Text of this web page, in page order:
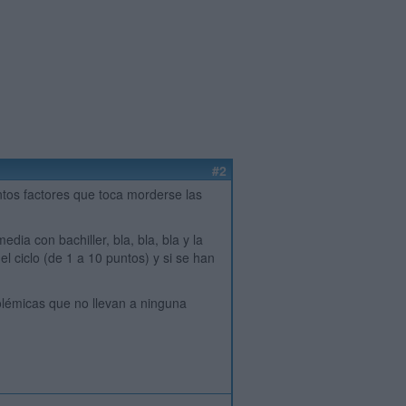
#2
factores que toca morderse las
con bachiller, bla, bla, bla y la
ciclo (de 1 a 10 puntos) y si se han
que no llevan a ninguna